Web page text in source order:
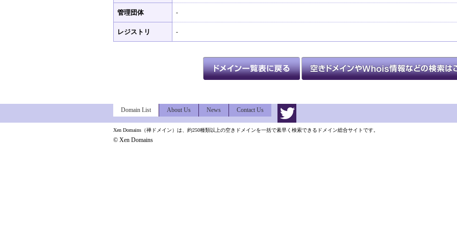
管理団体 -
レジストリ -
Domain List About Us News Contact Us
Xen Domains（禅ドメイン）は、約250種類以上の空きドメインを一括で素早く検索できるドメイン総合サイトです。
© Xen Domains